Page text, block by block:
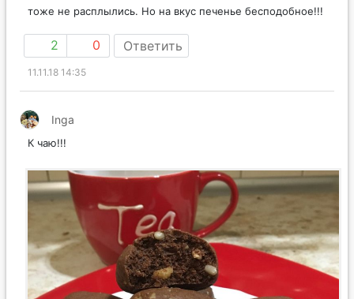
тоже не расплылись. Но на вкус печенье бесподобное!!!
2 0 Ответить
11.11.18 14:35
Inga
К чаю!!!